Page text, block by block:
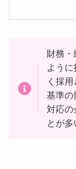
財務
よう
く採
基準の
対応の
とが多